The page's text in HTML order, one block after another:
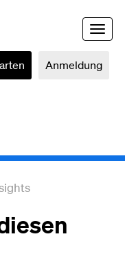
Toggle
Anmeldung